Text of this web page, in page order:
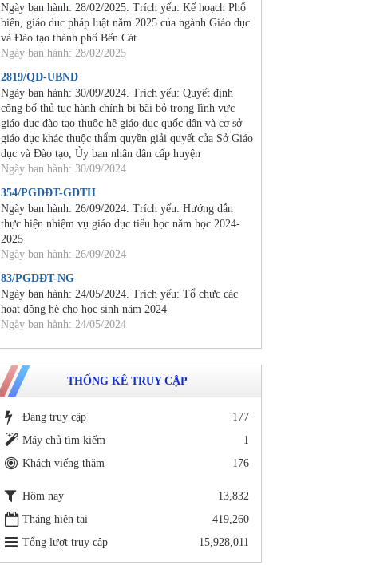
Ngày ban hành: 28/02/2025. Trích yếu: Kế hoạch Phổ
biến, giáo dục pháp luật năm 2025 của ngành Giáo dục
và Đào tạo thành phố Bến Cát
Ngày ban hành: 28/02/2025
2819/QĐ-UBND
Ngày ban hành: 30/09/2024. Trích yếu: Quyết định
công bố thủ tục hành chính bị bãi bỏ trong lĩnh vực
giáo dục đào tạo thuộc hệ giáo dục quốc dân và cơ sở
giáo dục khác thuộc thẩm quyền giải quyết của Sở Giáo
dục và Đào tạo, Ủy ban nhân dân cấp huyện
Ngày ban hành: 30/09/2024
354/PGDĐT-GDTH
Ngày ban hành: 26/09/2024. Trích yếu: Hướng dẫn
thực hiện nhiệm vụ giáo dục tiểu học năm học 2024-
2025
Ngày ban hành: 26/09/2024
83/PGDĐT-NG
Ngày ban hành: 24/05/2024. Trích yếu: Tổ chức các
hoạt động hè cho học sinh năm 2024
Ngày ban hành: 24/05/2024
THỐNG KÊ TRUY CẬP
Đang truy cập
177
Máy chủ tìm kiếm
1
Khách viếng thăm
176
Hôm nay
13,832
Tháng hiện tại
419,260
Tổng lượt truy cập
15,928,011